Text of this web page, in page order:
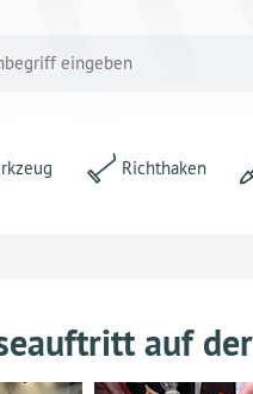
Richthaken
auf